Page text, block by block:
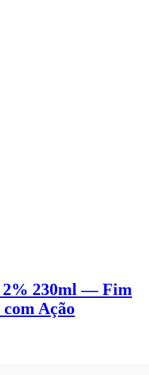
2% 230ml — Fim
Ação